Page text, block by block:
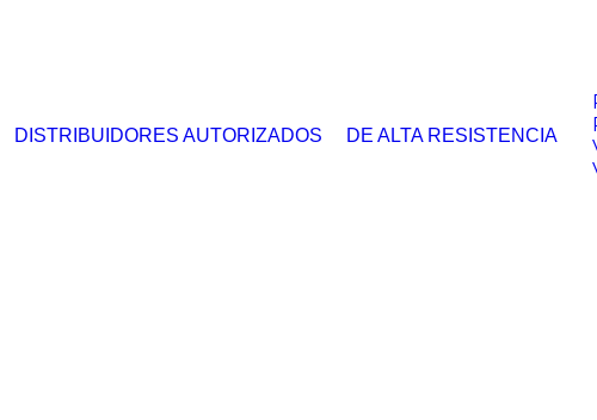
DISTRIBUIDORES AUTORIZADOS DE ALTA RESISTENCIA